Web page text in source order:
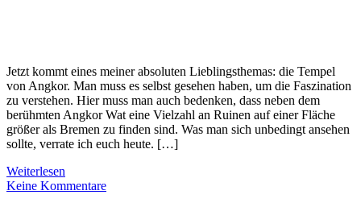
Jetzt kommt eines meiner absoluten Lieblingsthemas: die Tempel
von Angkor. Man muss es selbst gesehen haben, um die Faszination
zu verstehen. Hier muss man auch bedenken, dass neben dem
berühmten Angkor Wat eine Vielzahl an Ruinen auf einer Fläche
größer als Bremen zu finden sind. Was man sich unbedingt ansehen
sollte, verrate ich euch heute. […]
Weiterlesen
Keine Kommentare